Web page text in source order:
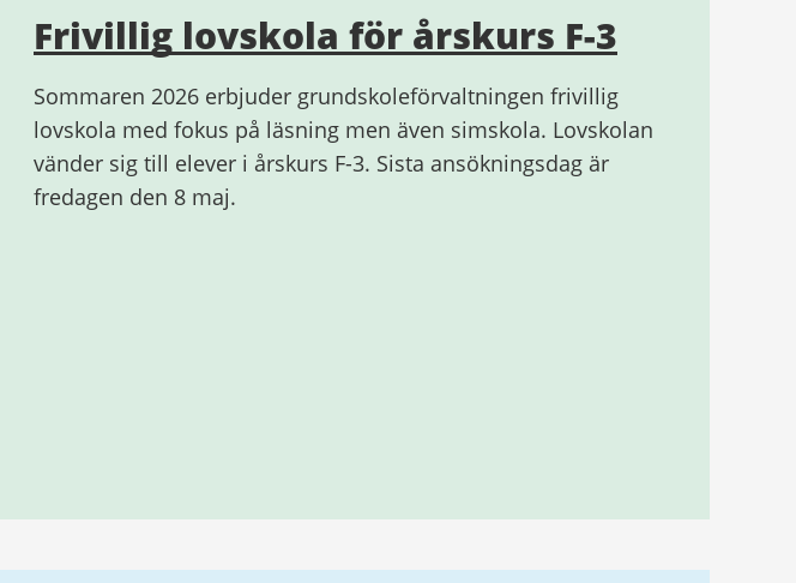
Frivillig lovskola för årskurs F-3
Sommaren 2026 erbjuder grundskoleförvaltningen frivillig
lovskola med fokus på läsning men även simskola. Lovskolan
vänder sig till elever i årskurs F-3. Sista ansökningsdag är
fredagen den 8 maj.